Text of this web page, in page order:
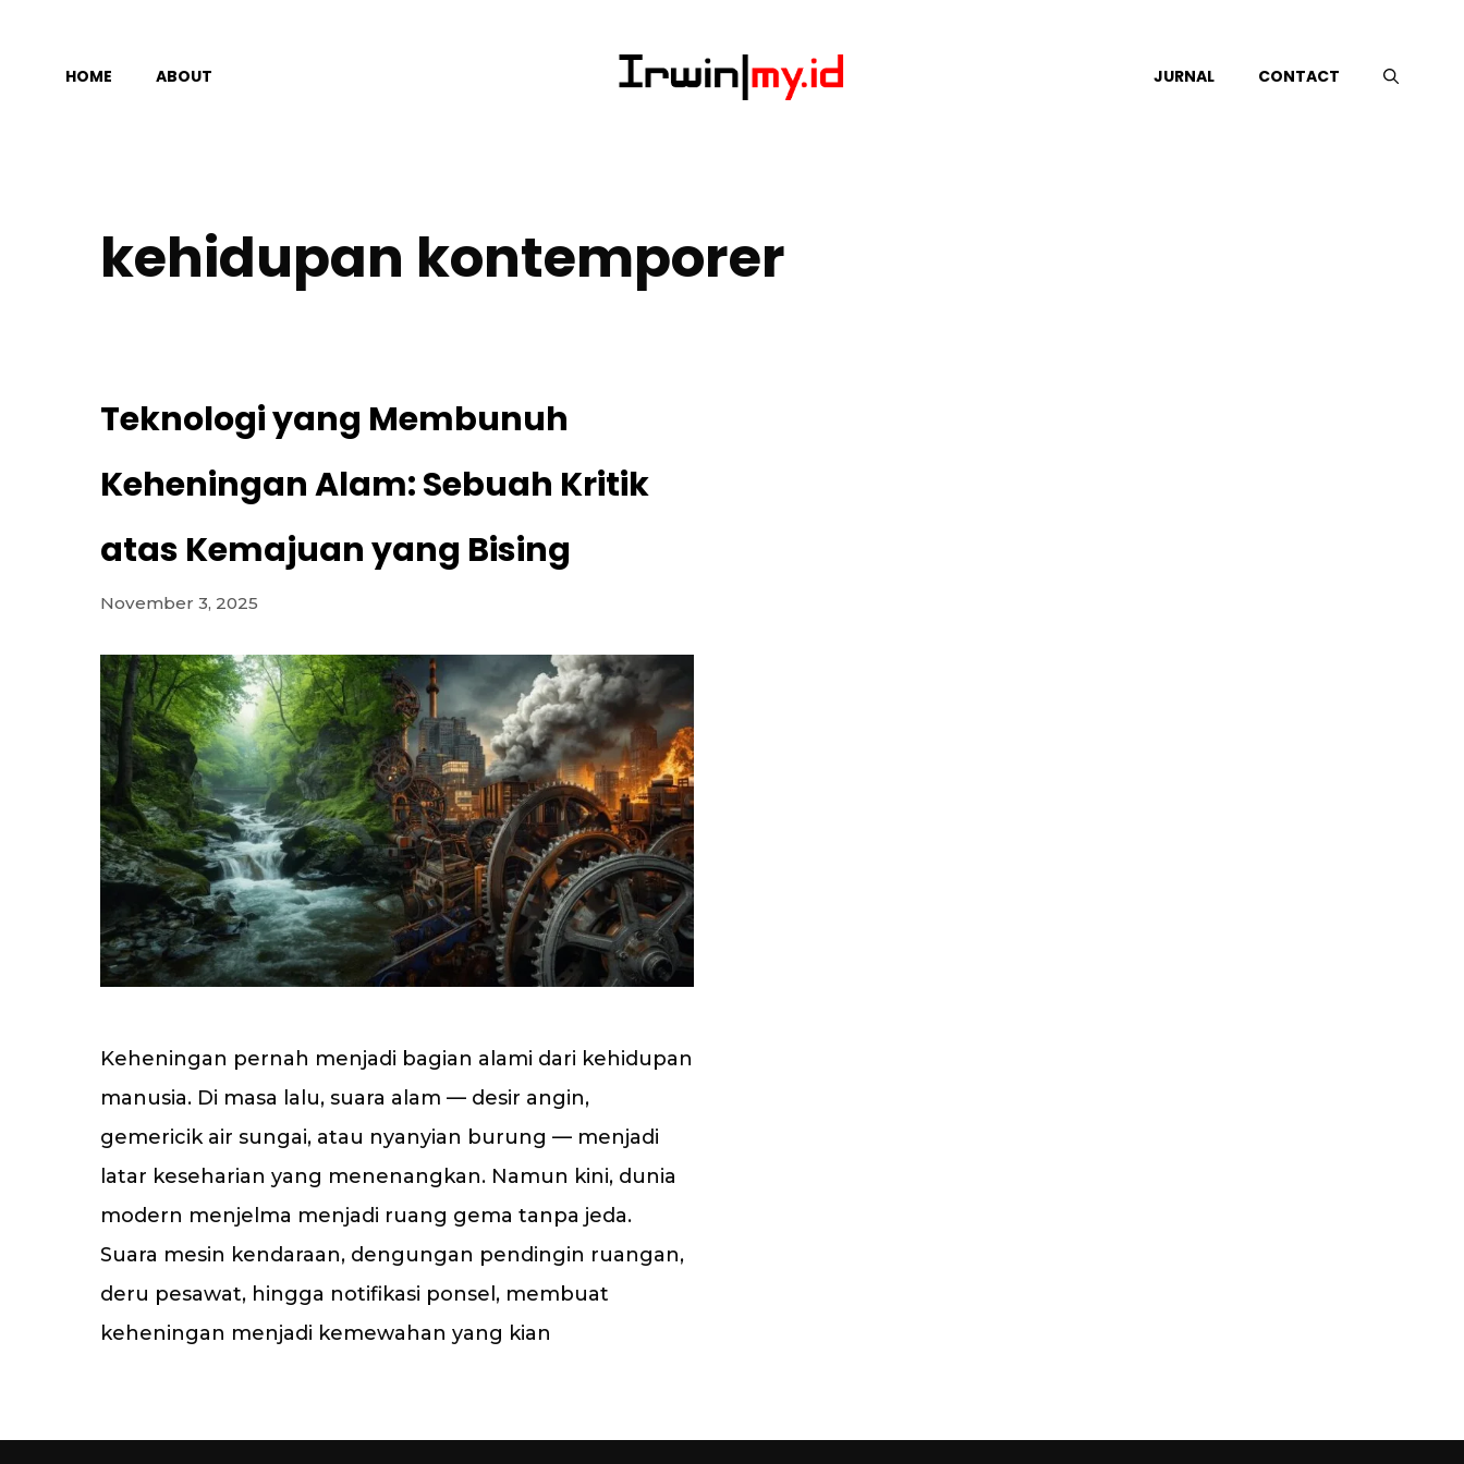
HOME ABOUT JURNAL CONTACT
kehidupan kontemporer
Teknologi yang Membunuh
Keheningan Alam: Sebuah Kritik
atas Kemajuan yang Bising
November 3, 2025
Keheningan pernah menjadi bagian alami dari kehidupan
manusia. Di masa lalu, suara alam — desir angin,
gemericik air sungai, atau nyanyian burung — menjadi
latar keseharian yang menenangkan. Namun kini, dunia
modern menjelma menjadi ruang gema tanpa jeda.
Suara mesin kendaraan, dengungan pendingin ruangan,
deru pesawat, hingga notifikasi ponsel, membuat
keheningan menjadi kemewahan yang kian